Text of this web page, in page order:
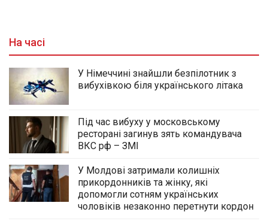
На часі
У Німеччині знайшли безпілотник з
вибухівкою біля українського літака
Під час вибуху у московському
ресторані загинув зять командувача
ВКС рф – ЗМІ
У Молдові затримали колишніх
прикордонників та жінку, які
допомогли сотням українських
чоловіків незаконно перетнути кордон